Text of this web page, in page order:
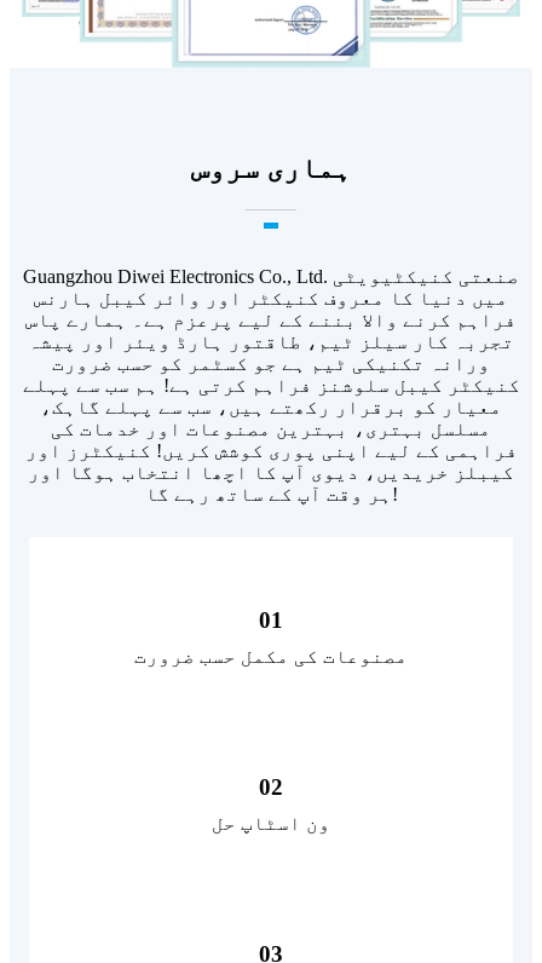
ہماری سروس
Guangzhou Diwei Electronics Co., Ltd. صنعتی کنیکٹیویٹی
میں دنیا کا معروف کنیکٹر اور وائر کیبل ہارنس
فراہم کرنے والا بننے کے لیے پرعزم ہے۔ ہمارے پاس
تجربہ کار سیلز ٹیم، طاقتور ہارڈ ویئر اور پیشہ
ورانہ تکنیکی ٹیم ہے جو کسٹمر کو حسب ضرورت
کنیکٹر کیبل سلوشنز فراہم کرتی ہے! ہم سب سے پہلے
معیار کو برقرار رکھتے ہیں، سب سے پہلے گاہک،
مسلسل بہتری، بہترین مصنوعات اور خدمات کی
فراہمی کے لیے اپنی پوری کوشش کریں! کنیکٹرز اور
کیبلز خریدیں، دیوی آپ کا اچھا انتخاب ہوگا اور
ہر وقت آپ کے ساتھ رہے گا!
01
مصنوعات کی مکمل حسب ضرورت
02
ون اسٹاپ حل
03